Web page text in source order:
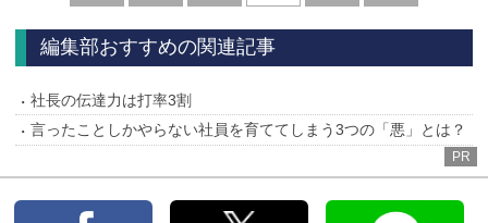
へ
へ
編集部おすすめの関連記事
社長の伝達力は打率3割
言ったことしかやらない社員を育ててしまう3つの「悪」とは？
PR